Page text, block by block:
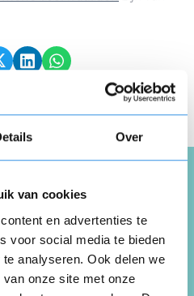
Over
van cookies
en advertenties te
voor social media te bieden
analyseren. Ook delen we
onze site met onze
over